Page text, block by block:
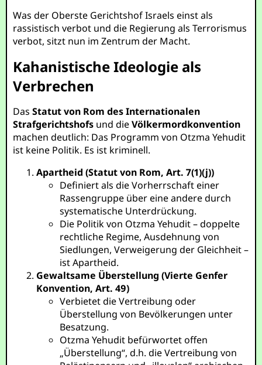
Was der Oberste Gerichtshof Israels einst als
rassistisch verbot und die Regierung als Terrorismus
verbot, sitzt nun im Zentrum der Macht.
Kahanistische Ideologie als
Verbrechen
DasStatut von Rom des Internationalen
Strafgerichtshofs und dieVölkermordkonvention
machen deutlich: Das Programm von Otzma Yehudit
ist keine Politik. Es ist kriminell.
Apartheid (Statut von Rom, Art. 7(1)(j))
Definiert als die Vorherrschaft einer
Rassengruppe über eine andere durch
systematische Unterdrückung.
Die Politik von Otzma Yehudit – doppelte
rechtliche Regime, Ausdehnung von
Siedlungen, Verweigerung der Gleichheit –
ist Apartheid.
Gewaltsame Überstellung (Vierte Genfer
Konvention, Art. 49)
Verbietet die Vertreibung oder
Überstellung von Bevölkerungen unter
Besatzung.
Otzma Yehudit befürwortet offen
„Überstellung“, d.h. die Vertreibung von